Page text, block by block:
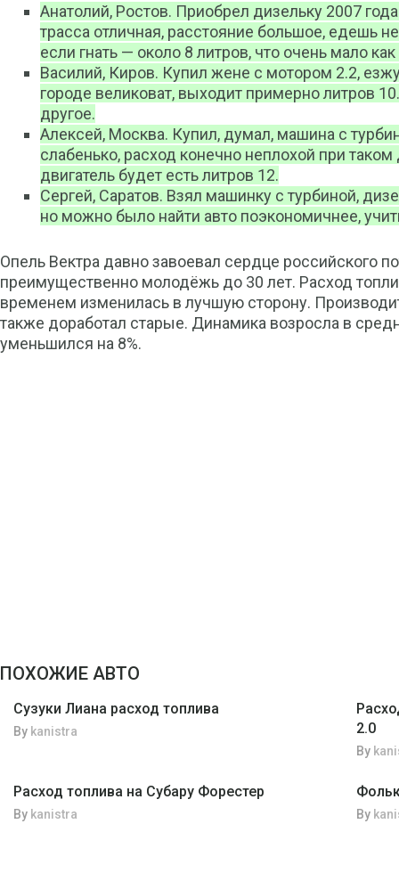
Анатолий, Ростов. Приобрел дизельку 2007
трасса отличная, расстояние большое, едешь
если гнать — около 8 литров, что очень мало
Василий, Киров. Купил жене с мотором 2.2,
городе великоват, выходит примерно литров
другое.
Алексей, Москва. Купил, думал, машина с
слабенько, расход конечно неплохой при
двигатель будет есть литров 12.
Сергей, Саратов. Взял машинку с турбиной,
но можно было найти авто поэкономичнее,
Опель Вектра давно завоевал сердце российского
преимущественно молодёжь до 30 лет. Расход
временем изменилась в лучшую сторону.
также доработал старые. Динамика возросла в
уменьшился на 8%.
ПОХОЖИЕ АВТО
Сузуки Лиана расход топлива
By kanistra
2.0
By
Расход топлива на Субару Форестер
By kanistra By